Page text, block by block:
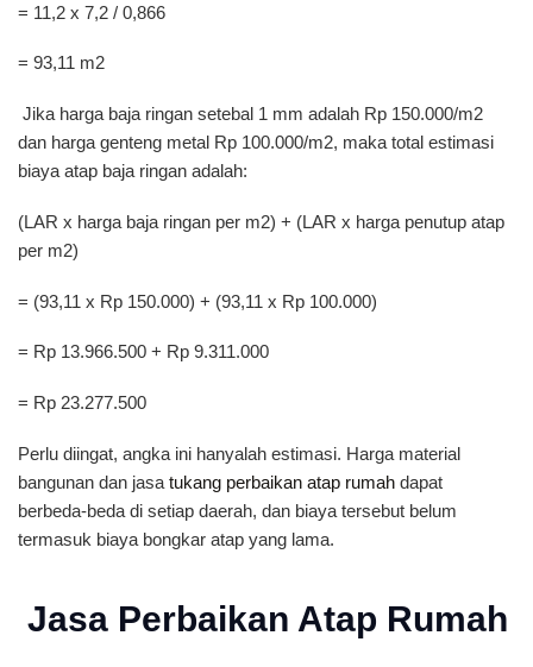
= 11,2 x 7,2 / 0,866
= 93,11 m2
​ Jika harga baja ringan setebal 1 mm adalah Rp 150.000/m2
dan harga genteng metal Rp 100.000/m2, maka total estimasi
biaya atap baja ringan adalah:
(LAR x harga baja ringan per m2) + (LAR x harga penutup atap
per m2)
= (93,11 x Rp 150.000) + (93,11 x Rp 100.000)
= Rp 13.966.500 + Rp 9.311.000
= Rp 23.277.500
Perlu diingat, angka ini hanyalah estimasi. Harga material
bangunan dan jasa tukang perbaikan atap rumah dapat
berbeda-beda di setiap daerah, dan biaya tersebut belum
termasuk biaya bongkar atap yang lama.
Jasa Perbaikan Atap Rumah